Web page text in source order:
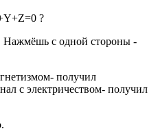
?
Нажмёшь с одной стороны -
получил
с электричеством- получил